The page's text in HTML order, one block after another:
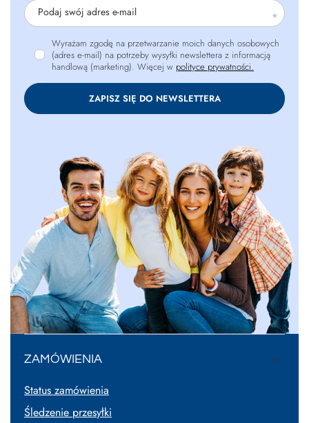
Podaj swój adres e-mail
Wyrażam zgodę na przetwarzanie moich danych osobowych
(adres e-mail) na potrzeby wysyłki newslettera z informacją
handlową (marketing). Więcej w polityce prywatności.
ZAPISZ SIĘ DO NEWSLETTERA
ZAMÓWIENIA
Status zamówienia
Śledzenie przesyłki